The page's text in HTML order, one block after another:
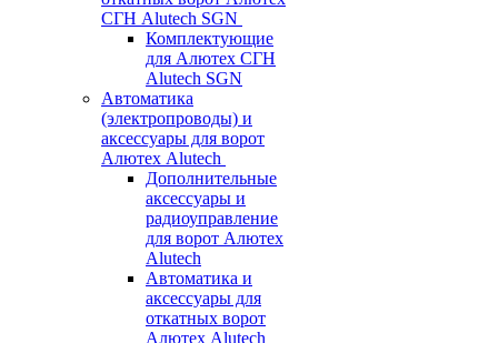
СГН Alutech SGN
Комплектующие
для Алютех СГН
Alutech SGN
Автоматика
(электропроводы) и
аксессуары для ворот
Алютех Alutech
Дополнительные
аксессуары и
радиоуправление
для ворот Алютех
Alutech
Автоматика и
аксессуары для
откатных ворот
Алютех Alutech